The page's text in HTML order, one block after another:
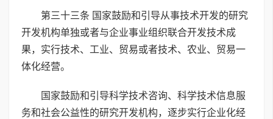
第三十三条 国家鼓励和引导从事技术开发的研究
开发机构单独或者与企业事业组织联合开发技术成
果，实行技术、工业、贸易或者技术、农业、贸易一
体化经营。
国家鼓励和引导科学技术咨询、科学技术信息服
务和社会公益性的研究开发机构，逐步实行企业化经